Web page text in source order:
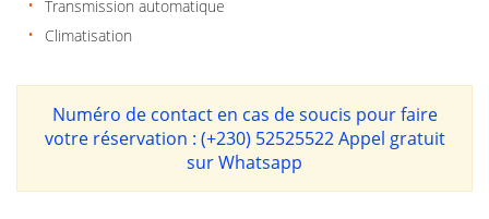
Transmission automatique
Climatisation
Numéro de contact en cas de soucis pour faire
votre réservation : (+230) 52525522Appel gratuit
sur Whatsapp